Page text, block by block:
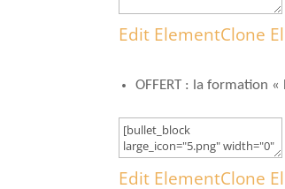
Edit ElementClone
OFFERT : la formation
Edit ElementClone